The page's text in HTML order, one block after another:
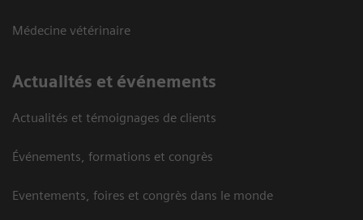
Médecine vétérinaire
Actualités et événements
Actualités et témoignages de clients
Événements, formations et congrès
Eventements, foires et congrès dans le monde